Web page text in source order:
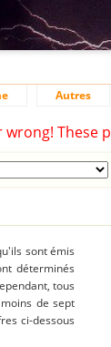
Autres
These
sont émis
déterminés
tous
de sept
ci-dessous